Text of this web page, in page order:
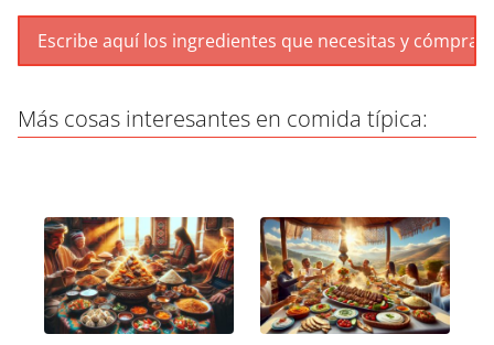
Más cosas interesantes en comida típica: